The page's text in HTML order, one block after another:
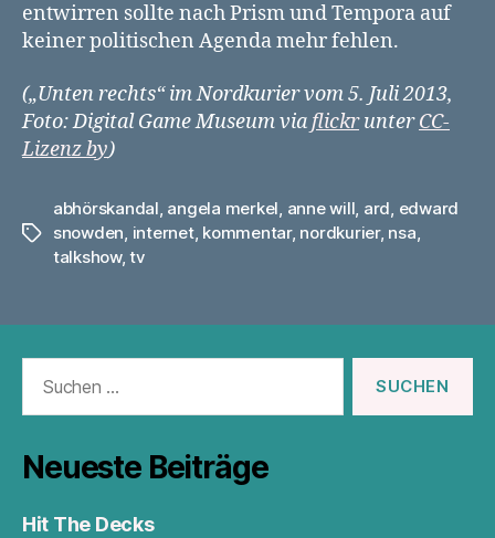
entwirren sollte nach Prism und Tempora auf
keiner politischen Agenda mehr fehlen.
(„Unten rechts“ im Nordkurier vom 5. Juli 2013,
Foto: Digital Game Museum viaflickrunterCC-
Lizenz by)
Schlagwörter
abhörskandal angela merkel anne will ard edward
snowden internet, kommentar, nordkurier, nsa
talkshow,tv
nach:
Neueste Beiträge
Hit The Decks